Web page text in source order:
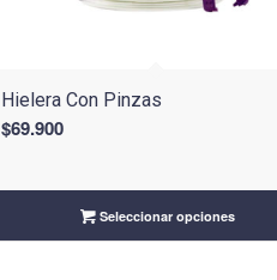
Hielera Con Pinzas
$69.900
Seleccionar opciones